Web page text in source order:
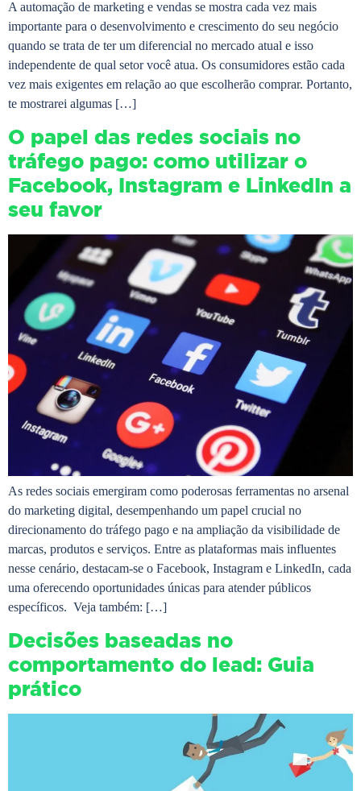
A automação de marketing e vendas se mostra cada vez mais
importante para o desenvolvimento e crescimento do seu negócio
quando se trata de ter um diferencial no mercado atual e isso
independente de qual setor você atua. Os consumidores estão cada
vez mais exigentes em relação ao que escolherão comprar. Portanto,
te mostrarei algumas […]
O papel das redes sociais no
tráfego pago: como utilizar o
Facebook, Instagram e LinkedIn a
seu favor
As redes sociais emergiram como poderosas ferramentas no arsenal
do marketing digital, desempenhando um papel crucial no
direcionamento do tráfego pago e na ampliação da visibilidade de
marcas, produtos e serviços. Entre as plataformas mais influentes
nesse cenário, destacam-se o Facebook, Instagram e LinkedIn, cada
uma oferecendo oportunidades únicas para atender públicos
específicos. Veja também: […]
Decisões baseadas no
comportamento do lead: Guia
prático